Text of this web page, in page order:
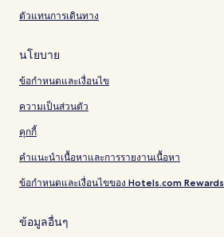
ตัวแทนการเดินทาง
นโยบาย
ข้อกำหนดและเงื่อนไข
ความเป็นส่วนตัว
คุกกี้
คำแนะนำเนื้อหาและการรายงานเนื้อหา
ข้อกำหนดและเงื่อนไขของ Hotels.com Rewards
ข้อมูลอื่นๆ